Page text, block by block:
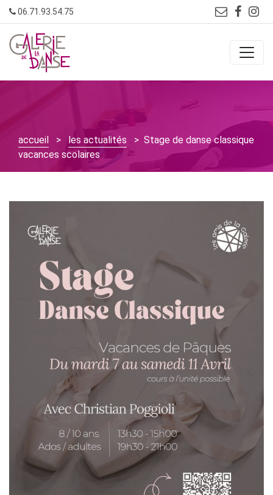
Skip
to
content
06.71.93.54.75
accueil > les actualités > Stage de danse classique
vacances scolaires